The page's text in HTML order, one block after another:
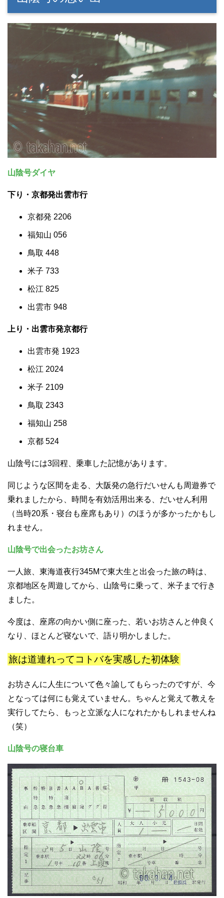
山陰号ダイヤ
下り・京都発出雲市行
京都発 2206
福知山 056
鳥取 448
米子 733
松江 825
出雲市 948
上り・出雲市発京都行
出雲市発 1923
松江 2024
米子 2109
鳥取 2343
福知山 258
京都 524
山陰号には3回程、乗車した記憶があります。
同じような区間を走る、大阪発の急行だいせんも周遊券で
乗れましたから、時間を有効活用出来る、だいせん利用
（当時20系・寝台も座席もあり）のほうが多かったかもし
れません。
山陰号で出会ったお坊さん
一人旅、東海道夜行345Mで東大生と出会った旅の時は、
京都地区を周遊してから、山陰号に乗って、米子まで行き
ました。
今度は、座席の向かい側に座った、若いお坊さんと仲良く
なり、ほとんど寝ないで、語り明かしました。
旅は道連れってコトバを実感した初体験
お坊さんに人生について色々諭してもらったのですが、今
となっては何にも覚えていません。ちゃんと覚えて教えを
実行してたら、もっと立派な人になれたかもしれませんね
（笑）
山陰号の寝台車